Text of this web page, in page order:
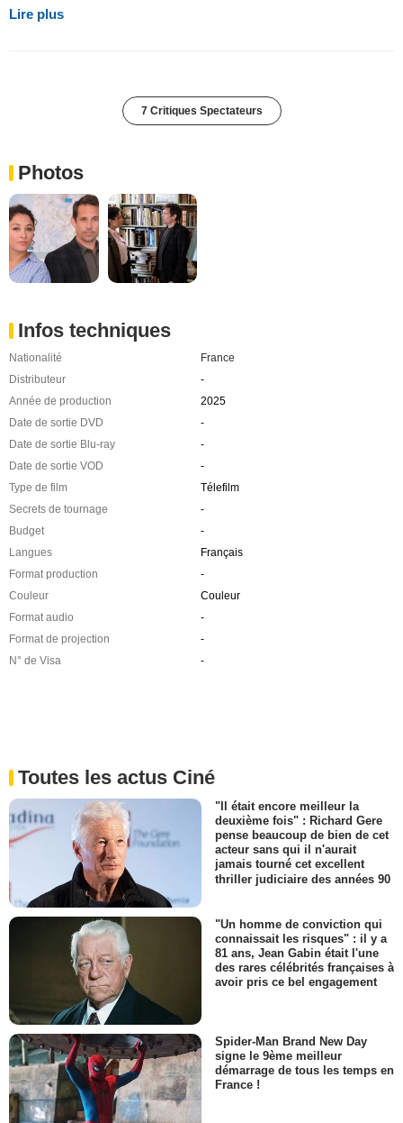
Lire plus
7 Critiques Spectateurs
Photos
Infos techniques
Nationalité
France
Distributeur
-
Année de production
2025
Date de sortie DVD
-
Date de sortie Blu-ray
-
Date de sortie VOD
-
Type de film
Télefilm
Secrets de tournage
-
Budget
-
Langues
Français
Format production
-
Couleur
Couleur
Format audio
-
Format de projection
-
N° de Visa
-
Toutes les actus Ciné
"Il était encore meilleur la
deuxième fois" : Richard Gere
pense beaucoup de bien de cet
acteur sans qui il n'aurait
jamais tourné cet excellent
thriller judiciaire des années 90
"Un homme de conviction qui
connaissait les risques" : il y a
81 ans, Jean Gabin était l'une
des rares célébrités françaises à
avoir pris ce bel engagement
Spider-Man Brand New Day
signe le 9ème meilleur
démarrage de tous les temps en
France !